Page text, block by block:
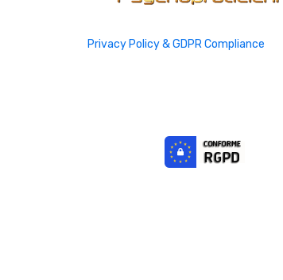
Privacy Policy & GDPR Compliance